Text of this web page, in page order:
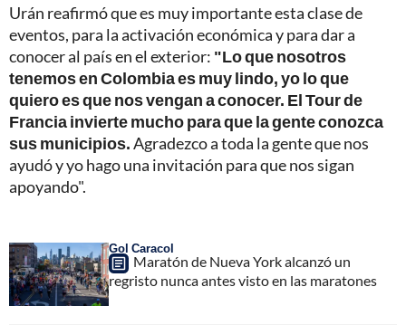
Urán reafirmó que es muy importante esta clase de
eventos, para la activación económica y para dar a
conocer al país en el exterior: "Lo que nosotros
tenemos en Colombia es muy lindo, yo lo que
quiero es que nos vengan a conocer. El Tour de
Francia invierte mucho para que la gente conozca
sus municipios.Agradezco a toda la gente que nos
ayudó y yo hago una invitación para que nos sigan
apoyando".
Gol Caracol
Maratón de Nueva York alcanzó un
regristo nunca antes visto en las maratones